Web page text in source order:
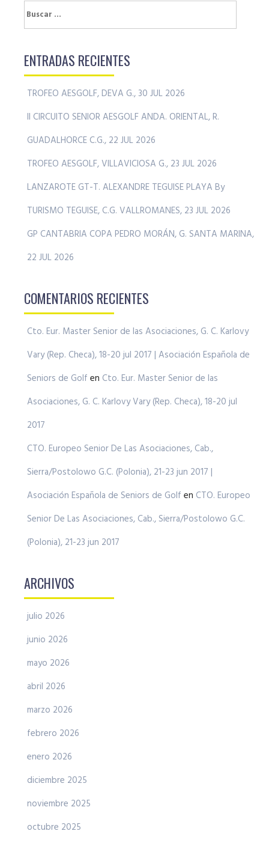
Buscar:
ENTRADAS RECIENTES
TROFEO AESGOLF, DEVA G., 30 JUL 2026
II CIRCUITO SENIOR AESGOLF ANDA. ORIENTAL, R.
GUADALHORCE C.G., 22 JUL 2026
TROFEO AESGOLF, VILLAVICIOSA G., 23 JUL 2026
LANZAROTE GT-T. ALEXANDRE TEGUISE PLAYA By
TURISMO TEGUISE, C.G. VALLROMANES, 23 JUL 2026
GP CANTABRIA COPA PEDRO MORÁN, G. SANTA MARINA,
22 JUL 2026
COMENTARIOS RECIENTES
Cto. Eur. Master Senior de las Asociaciones, G. C. Karlovy
Vary (Rep. Checa), 18-20 jul 2017 | Asociación Española de
Seniors de Golf en Cto. Eur. Master Senior de las
Asociaciones, G. C. Karlovy Vary (Rep. Checa), 18-20 jul
2017
CTO. Europeo Senior De Las Asociaciones, Cab.,
Sierra/Postolowo G.C. (Polonia), 21-23 jun 2017 |
Asociación Española de Seniors de Golf en CTO. Europeo
Senior De Las Asociaciones, Cab., Sierra/Postolowo G.C.
(Polonia), 21-23 jun 2017
ARCHIVOS
julio 2026
junio 2026
mayo 2026
abril 2026
marzo 2026
febrero 2026
enero 2026
diciembre 2025
noviembre 2025
octubre 2025